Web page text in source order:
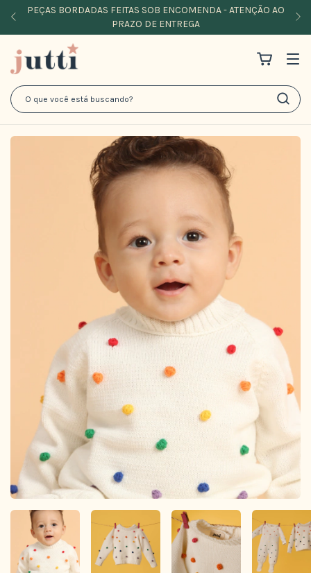
PEÇAS BORDADAS FEITAS SOB ENCOMENDA - ATENÇÃO AO
PRAZO DE ENTREGA